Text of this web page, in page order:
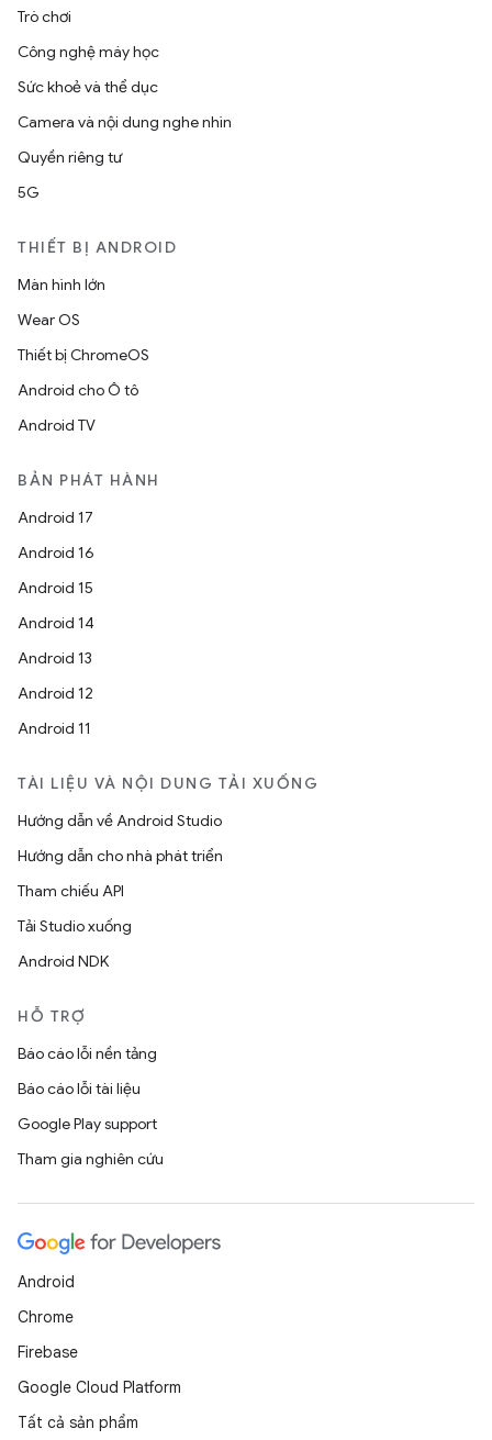
Trò chơi
Công nghệ máy học
Sức khoẻ và thể dục
Camera và nội dung nghe nhìn
Quyền riêng tư
5G
THIẾT BỊ ANDROID
Màn hình lớn
Wear OS
Thiết bị ChromeOS
Android cho Ô tô
Android TV
BẢN PHÁT HÀNH
Android 17
Android 16
Android 15
Android 14
Android 13
Android 12
Android 11
TÀI LIỆU VÀ NỘI DUNG TẢI XUỐNG
Hướng dẫn về Android Studio
Hướng dẫn cho nhà phát triển
Tham chiếu API
Tải Studio xuống
Android NDK
HỖ TRỢ
Báo cáo lỗi nền tảng
Báo cáo lỗi tài liệu
Google Play support
Tham gia nghiên cứu
Android
Chrome
Firebase
Google Cloud Platform
Tất cả sản phẩm